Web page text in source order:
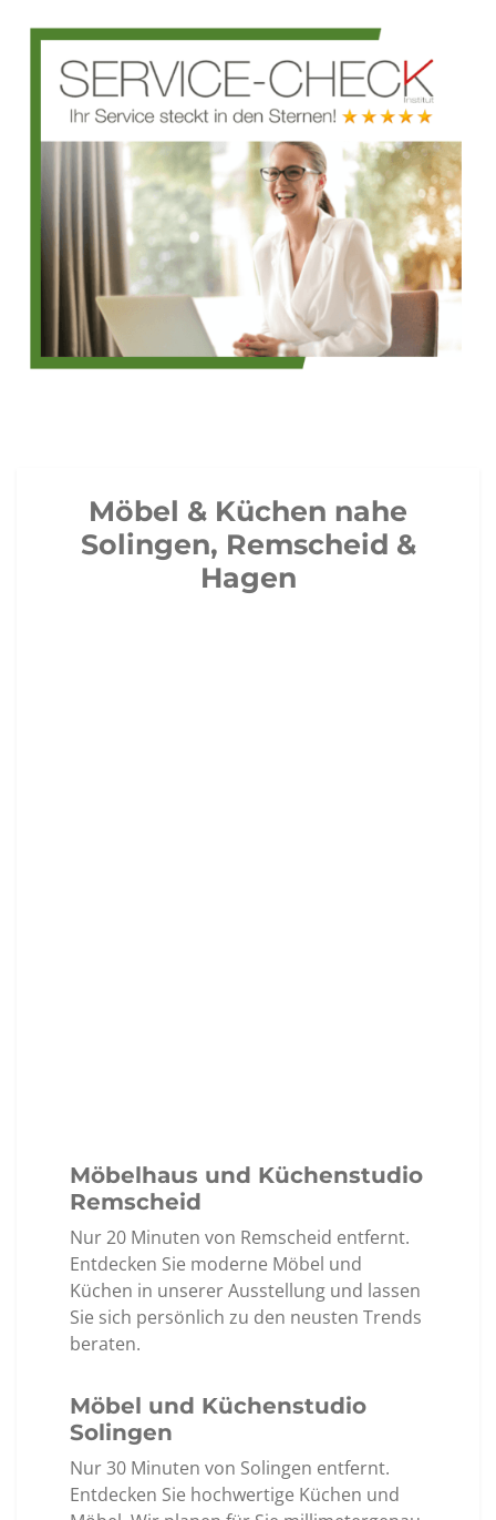
Möbel & Küchen nahe
Solingen, Remscheid &
Hagen
Möbelhaus und Küchenstudio
Remscheid
Nur 20 Minuten von Remscheid entfernt.
Entdecken Sie moderne Möbel und
Küchen in unserer Ausstellung und lassen
Sie sich persönlich zu den neusten Trends
beraten.
Möbel und Küchenstudio
Solingen
Nur 30 Minuten von Solingen entfernt.
Entdecken Sie hochwertige Küchen und